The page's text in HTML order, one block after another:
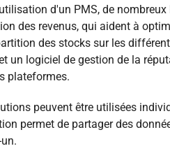
d'un PMS, de
des revenus, qui aident à
des stocks sur les
un logiciel de gestion de la
plateformes.
peuvent être utilisées
permet de partager des